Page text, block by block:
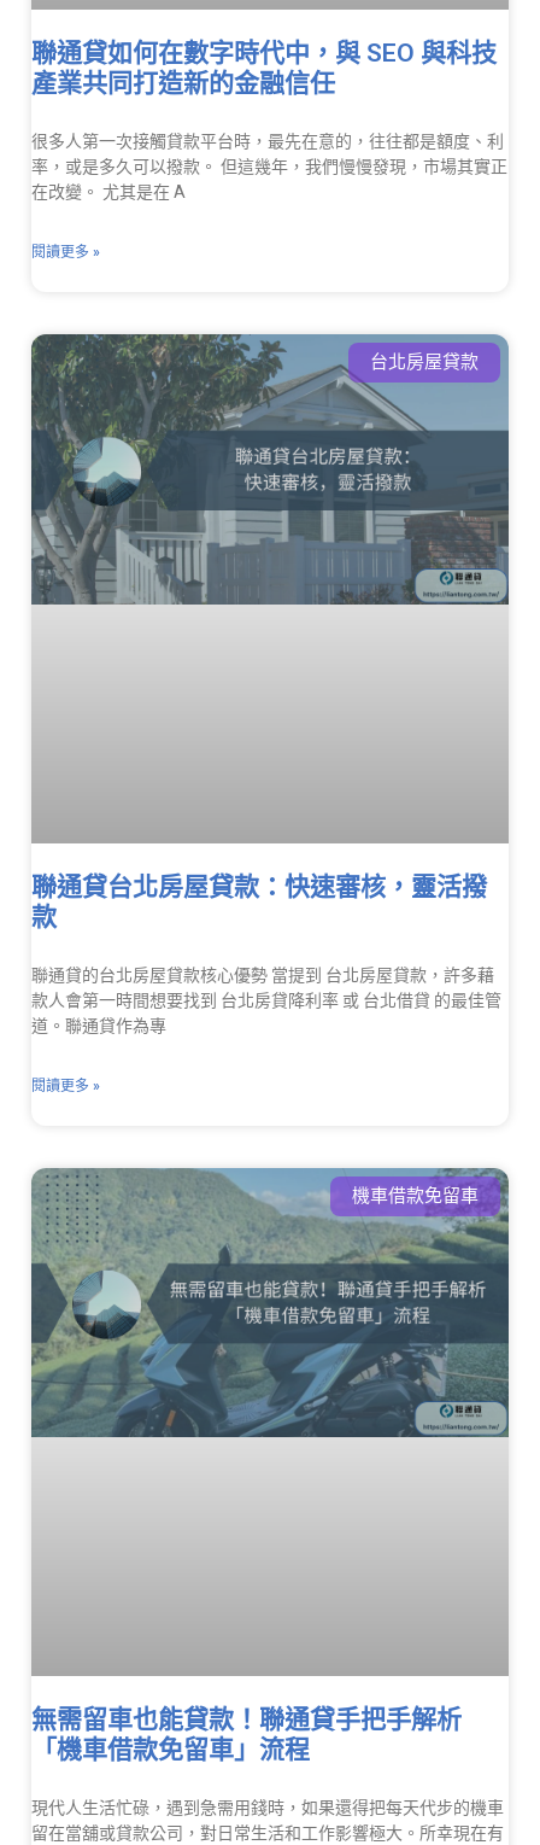
聯通貸如何在數字時代中，與 SEO 與科技
產業共同打造新的金融信任
很多人第一次接觸貸款平台時，最先在意的，往往都是額度、利
率，或是多久可以撥款。 但這幾年，我們慢慢發現，市場其實正
在改變。 尤其是在 A
閱讀更多 »
台北房屋貸款
聯通貸台北房屋貸款：快速審核，靈活撥
款
聯通貸的台北房屋貸款核心優勢 當提到 台北房屋貸款，許多藉
款人會第一時間想要找到 台北房貸降利率 或 台北借貸 的最佳管
道。聯通貸作為專
閱讀更多 »
機車借款免留車
無需留車也能貸款！聯通貸手把手解析
「機車借款免留車」流程
現代人生活忙碌，遇到急需用錢時，如果還得把每天代步的機車
留在當舖或貸款公司，對日常生活和工作影響極大。所幸現在有